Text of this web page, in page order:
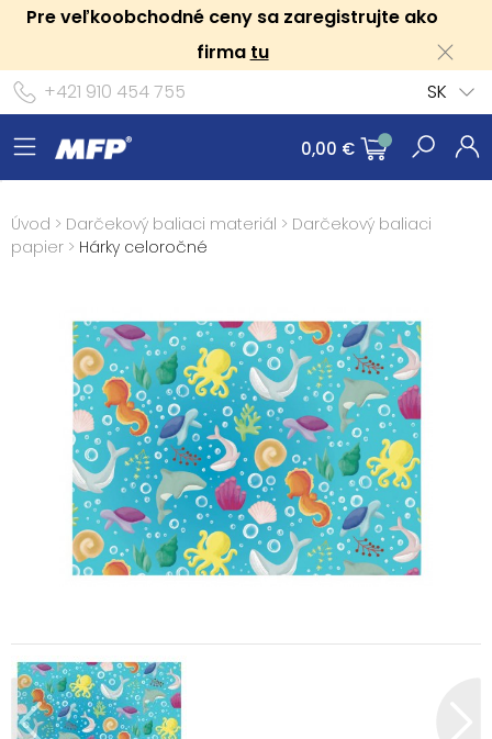
Pre veľkoobchodné ceny sa zaregistrujte ako
firma tu
+421 910 454 755
SK
0,00 €
Úvod > Darčekový baliaci materiál > Darčekový baliaci
papier > Hárky celoročné